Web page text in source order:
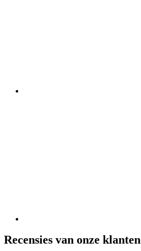
Recensies van onze klanten